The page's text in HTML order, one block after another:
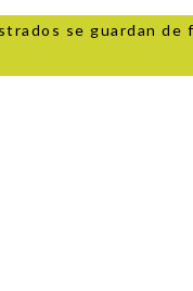
se guardan